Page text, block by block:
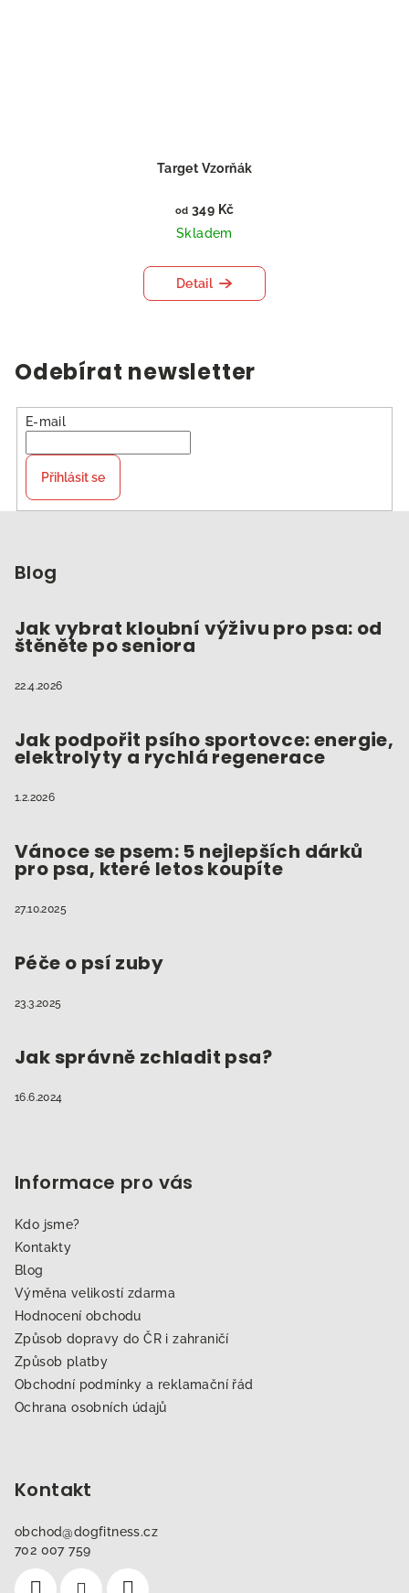
Target Vzorňák
od 349 Kč
Skladem
Detail
Odebírat newsletter
E-mail
Přihlásit se
Blog
Jak vybrat kloubní výživu pro psa: od
štěněte po seniora
22.4.2026
Jak podpořit psího sportovce: energie,
elektrolyty a rychlá regenerace
1.2.2026
Vánoce se psem: 5 nejlepších dárků
pro psa, které letos koupíte
27.10.2025
Péče o psí zuby
23.3.2025
Jak správně zchladit psa?
16.6.2024
Informace pro vás
Kdo jsme?
Kontakty
Blog
Výměna velikostí zdarma
Hodnocení obchodu
Způsob dopravy do ČR i zahraničí
Způsob platby
Obchodní podmínky a reklamační řád
Ochrana osobních údajů
Kontakt
obchod@dogfitness.cz
702 007 759